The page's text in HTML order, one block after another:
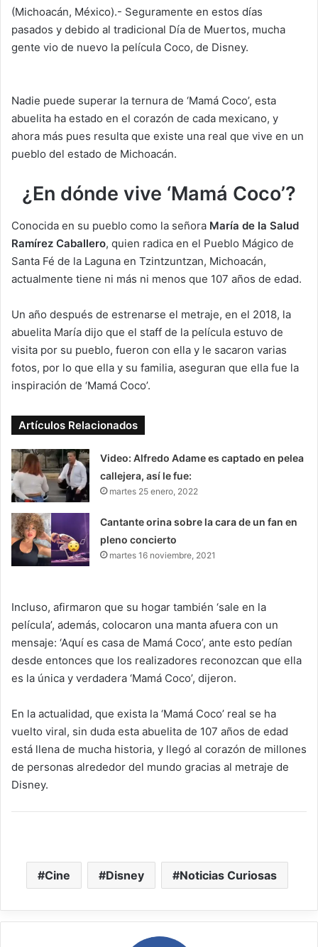
(Michoacán, México).- Seguramente en estos días
pasados y debido al tradicional Día de Muertos, mucha
gente vio de nuevo la película Coco, de Disney.
Nadie puede superar la ternura de ‘Mamá Coco’, esta
abuelita ha estado en el corazón de cada mexicano, y
ahora más pues resulta que existe una real que vive en un
pueblo del estado de Michoacán.
¿En dónde vive ‘Mamá Coco’?
Conocida en su pueblo como la señora María de la Salud
Ramírez Caballero, quien radica en el Pueblo Mágico de
Santa Fé de la Laguna en Tzintzuntzan, Michoacán,
actualmente tiene ni más ni menos que 107 años de edad.
Un año después de estrenarse el metraje, en el 2018, la
abuelita María dijo que el staff de la película estuvo de
visita por su pueblo, fueron con ella y le sacaron varias
fotos, por lo que ella y su familia, aseguran que ella fue la
inspiración de ‘Mamá Coco’.
Artículos Relacionados
Video: Alfredo Adame es captado en pelea
callejera, así le fue:
martes 25 enero, 2022
Cantante orina sobre la cara de un fan en
pleno concierto
martes 16 noviembre, 2021
Incluso, afirmaron que su hogar también ‘sale en la
película’, además, colocaron una manta afuera con un
mensaje: ‘Aquí es casa de Mamá Coco’, ante esto pedían
desde entonces que los realizadores reconozcan que ella
es la única y verdadera ‘Mamá Coco’, dijeron.
En la actualidad, que exista la ‘Mamá Coco’ real se ha
vuelto viral, sin duda esta abuelita de 107 años de edad
está llena de mucha historia, y llegó al corazón de millones
de personas alrededor del mundo gracias al metraje de
Disney.
Cine Disney Noticias Curiosas